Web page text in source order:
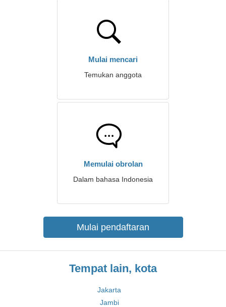
Mulai mencari
Temukan anggota
Memulai obrolan
Dalam bahasa Indonesia
Mulai pendaftaran
Tempat lain, kota
Jakarta
Jambi